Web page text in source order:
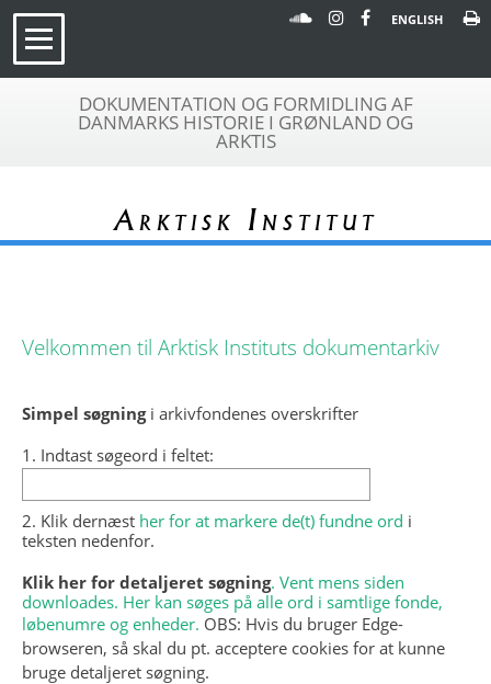
ENGLISH
DOKUMENTATION OG FORMIDLING AF
DANMARKS HISTORIE I GRØNLAND OG
ARKTIS
Arktisk Institut
Velkommen til Arktisk Instituts dokumentarkiv
Simpel søgningi arkivfondenes overskrifter
1. Indtast søgeord i feltet:
2. Klik dernæst her for at markere de(t) fundne ord i
teksten nedenfor.
Klik her for detaljeret søgning. Vent mens siden
downloades. Her kan søges på alle ord i samtlige fonde,
løbenumre og enheder. OBS: Hvis du bruger Edge-
browseren, så skal du pt. acceptere cookies for at kunne
bruge detaljeret søgning.